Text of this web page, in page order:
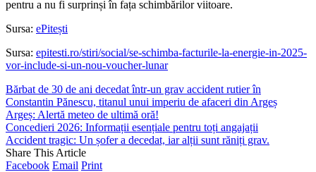
pentru a nu fi surprinși în fața schimbărilor viitoare.
Sursa: ePitești
Sursa: epitesti.ro/stiri/social/se-schimba-facturile-la-energie-in-2025-
vor-include-si-un-nou-voucher-lunar
Bărbat de 30 de ani decedat într-un grav accident rutier în
Constantin Pănescu, titanul unui imperiu de afaceri din Argeș
Argeș: Alertă meteo de ultimă oră!
Concedieri 2026: Informații esențiale pentru toți angajații
Accident tragic: Un șofer a decedat, iar alții sunt răniți grav.
Share This Article
Facebook Email Print